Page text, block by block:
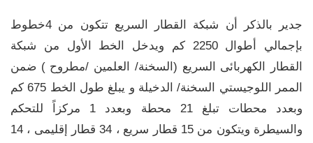
جدير بالذكر أن شبكة القطار السريع تتكون من 4خطوط
بإجمالي أطوال 2250 كم ويدخل الخط الأول من شبكة
القطار الكهربائى السريع (السخنة/ العلمين /مطروح ) ضمن
الممر اللوجيستي السخنة/ الدخيلة و يبلغ طول الخط 675 كم
وبعدد محطات تبلغ 21 محطة وبعدد 1 مركزاً للتحكم
والسيطرة ويتكون من 15 قطار سريع ، 34 قطار إقليمى ، 14